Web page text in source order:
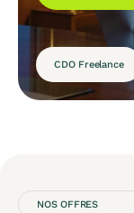
CDO Freelance
NOS OFFRES